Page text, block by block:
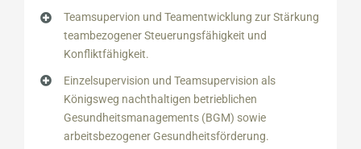
Teamsupervion und Teamentwicklung zur Stärkung
teambezogener Steuerungsfähigkeit und
Konfliktfähigkeit.
Einzelsupervision und Teamsupervision als
Königsweg nachthaltigen betrieblichen
Gesundheitsmanagements (BGM) sowie
arbeitsbezogener Gesundheitsförderung.